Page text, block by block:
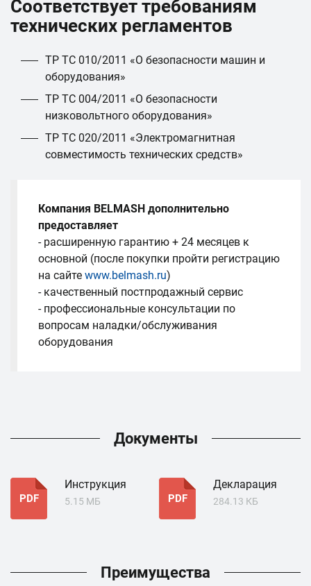
Соответствует требованиям
технических регламентов
ТР ТС 010/2011 «О безопасности машин и
оборудования»
ТР ТС 004/2011 «О безопасности
низковольтного оборудования»
ТР ТС 020/2011 «Электромагнитная
совместимость технических средств»
Компания BELMASH дополнительно
предоставляет
- расширенную гарантию + 24 месяцев к
основной (после покупки пройти регистрацию
на сайте www.belmash.ru)
- качественный постпродажный сервис
- профессиональные консультации по
вопросам наладки/обслуживания
оборудования
Документы
PDF
Инструкция
5.15 МБ PDF
Декларация
284.13 КБ
Преимущества